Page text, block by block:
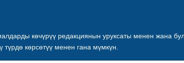
көчүрүү редакциянын уруксаты менен жана
түрдө көрсөтүү менен гана мүмкүн.